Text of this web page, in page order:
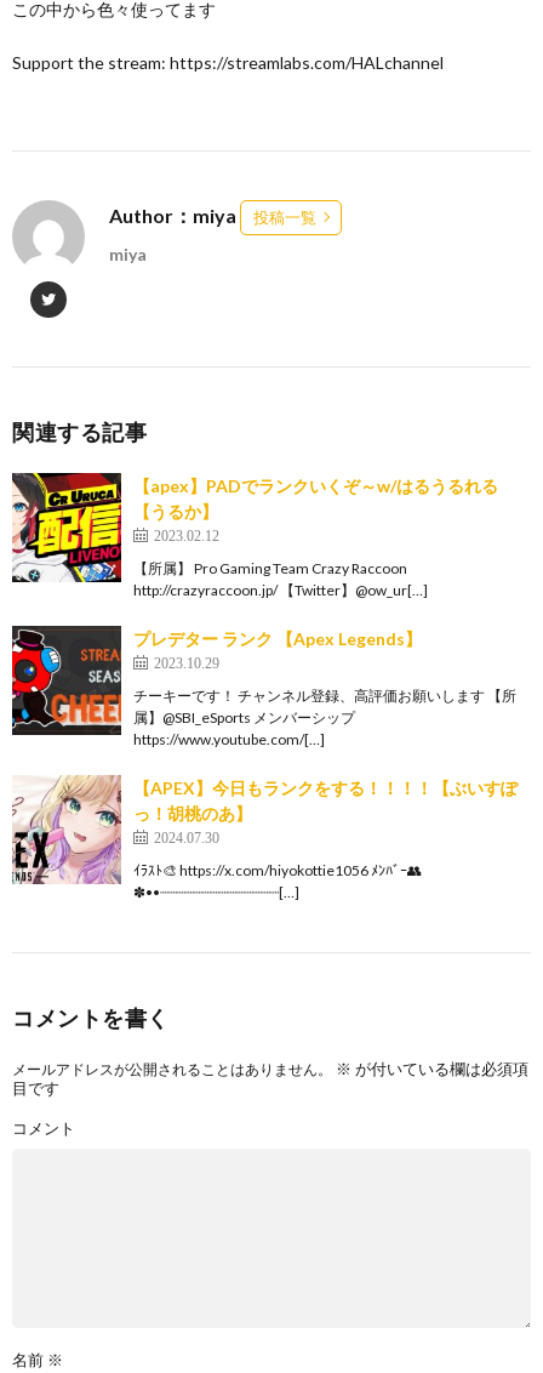
この中から色々使ってます
Support the stream: https://streamlabs.com/HALchannel
Author：miya 投稿一覧
miya
関連する記事
【apex】PADでランクいくぞ～w/はるうるれる
【うるか】
2023.02.12
【所属】 Pro Gaming Team Crazy Raccoon
http://crazyraccoon.jp/​ 【Twitter】@ow_ur[…]
プレデター ランク 【Apex Legends】
2023.10.29
チーキーです！ チャンネル登録、高評価お願いします 【所
属】@SBI_eSports メンバーシップ
https://www.youtube.com/[…]
【APEX】今日もランクをする！！！！【ぶいすぽ
っ！胡桃のあ】
2024.07.30
ｲﾗｽﾄ🎨 https://x.com/hiyokottie1056 ﾒﾝﾊﾞｰ👥
✽••┈┈┈┈┈┈┈┈┈┈┈┈┈┈[…]
コメントを書く
メールアドレスが公開されることはありません。 ※ が付いている欄は必須項
目です
コメント
名前 ※